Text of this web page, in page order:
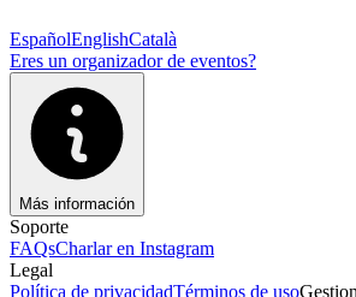
EspañolEnglishCatalà
Eres un organizador de eventos?
Más información
Soporte
FAQsCharlar en Instagram
Legal
Política de privacidadTérminos de uso